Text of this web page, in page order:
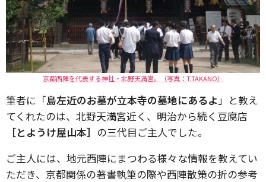
京都西陣を代表する神社・北野天満宮。（写真：T.TAKANO）
筆者に「島左近のお墓が立本寺の墓地にあるよ」と教え
てくれたのは、北野天満宮近く、明治から続く豆腐店
［とようけ屋山本］ の三代目ご主人でした。
ご主人には、地元西陣にまつわる様々な情報を教えてい
ただき、京都関係の著書執筆の際や西陣散策の折の参考